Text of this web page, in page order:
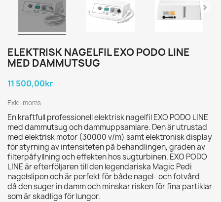
ELEKTRISK NAGELFIL EXO PODO LINE
MED DAMMUTSUG
11 500,00kr
Exkl. moms
En kraftfull professionell elektrisk nagelfil EXO PODO LINE
med dammutsug och dammuppsamlare. Den är utrustad
med elektrisk motor (30000 v/m) samt elektronisk display
för styrning av intensiteten på behandlingen, graden av
filterpåfyllning och effekten hos sugturbinen. EXO PODO
LINE är efterföljaren till den legendariska Magic Pedi
nagelslipen och är perfekt för både nagel- och fotvård
då den suger in damm och minskar risken för fina partiklar
som är skadliga för lungor.